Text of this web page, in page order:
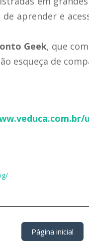
aprender e
Geek, que
esqueça de
Página inicial